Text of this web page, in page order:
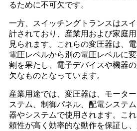
るために不可欠です。
一方、スイッチングトランスはス
計されており、産業用および家庭
見られます。これらの変圧器は、
電圧レベルから別の電圧レベルに
割を果たし、電子デバイスや機器
欠なものとなっています。
産業用途では、変圧器は、モータ
ステム、制御パネル、配電システ
器やシステムで使用されます。こ
頼性が高く効率的な動作を保証し